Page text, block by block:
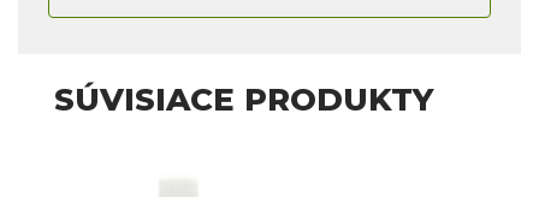
SÚVISIACE PRODUKTY